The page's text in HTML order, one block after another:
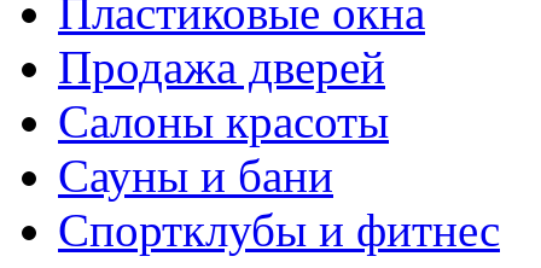
Пластиковые окна
Продажа дверей
Салоны красоты
Сауны и бани
Спортклубы и фитнес